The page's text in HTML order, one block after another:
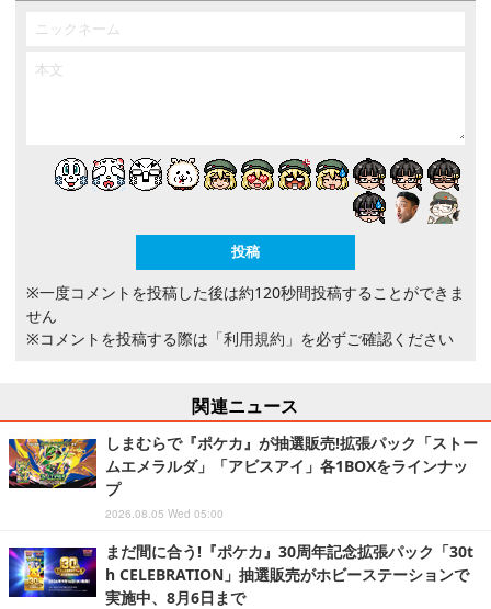
※一度コメントを投稿した後は約120秒間投稿することができま
せん
※コメントを投稿する際は 「利用規約」 を必ずご確認ください
関連ニュース
しまむらで『ポケカ』が抽選販売!拡張パック「ストー
ムエメラルダ」「アビスアイ」各1BOXをラインナッ
プ
2026.08.05 Wed 05:00
まだ間に合う!『ポケカ』30周年記念拡張パック「30t
h CELEBRATION」抽選販売がホビーステーションで
実施中、8月6日まで